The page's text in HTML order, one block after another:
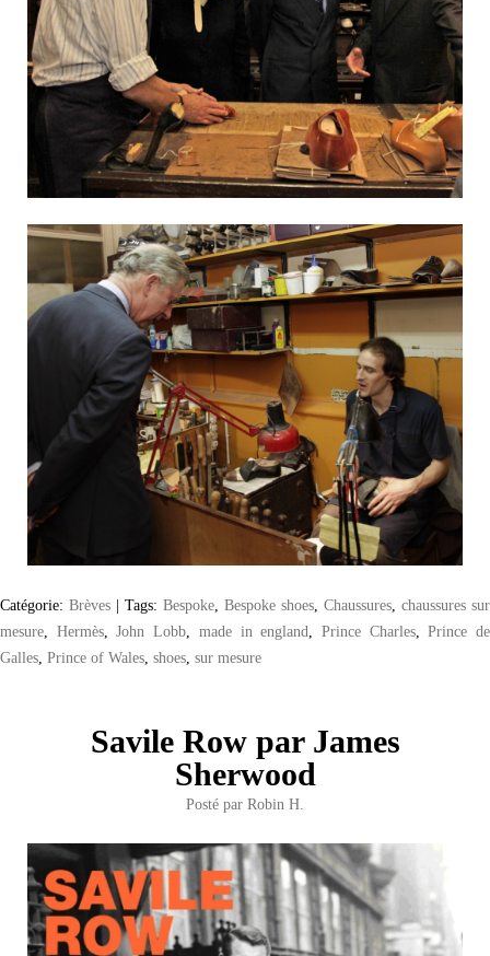
Catégorie: Brèves | Tags: Bespoke Bespoke shoes Chaussures chaussures sur
mesure
Hermès,John Lobb made in england Prince Charles,Prince de
Galles Prince of Wales shoes sur mesure
Savile Row par James
Sherwood
Posté par Robin H.